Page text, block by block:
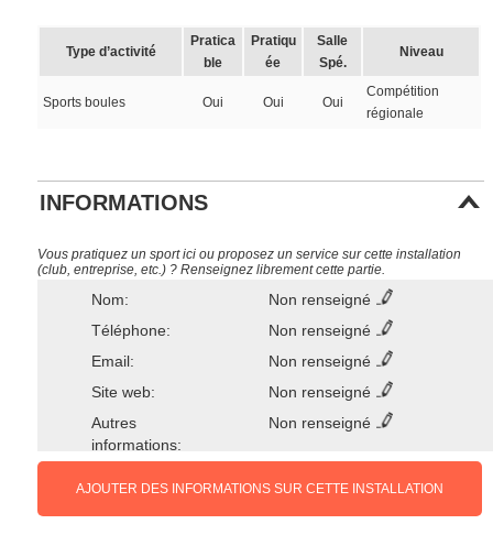
Type d’activité
Pratica
ble
Pratiqu
ée
Salle
Spé.
Niveau
Sports boules Oui Oui Oui
Compétition
régionale
INFORMATIONS
Vous pratiquez un sport ici ou proposez un service sur cette installation
(club, entreprise, etc.) ? Renseignez librement cette partie.
Nom:
Non renseigné
Téléphone:
Non renseigné
Email:
Non renseigné
Site web:
Non renseigné
Autres
informations:
Non renseigné
AJOUTER DES INFORMATIONS SUR CETTE INSTALLATION